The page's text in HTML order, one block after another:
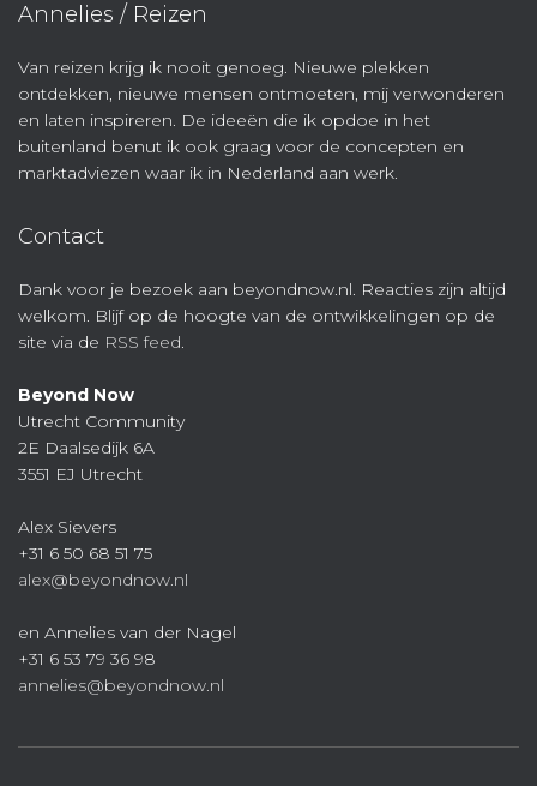
Annelies / Reizen
Van reizen krijg ik nooit genoeg. Nieuwe plekken
ontdekken, nieuwe mensen ontmoeten, mij verwonderen
en laten inspireren. De ideeën die ik opdoe in het
buitenland benut ik ook graag voor de concepten en
marktadviezen waar ik in Nederland aan werk.
Contact
Dank voor je bezoek aan beyondnow.nl. Reacties zijn altijd
welkom. Blijf op de hoogte van de ontwikkelingen op de
site via de RSS feed.
Beyond Now
Utrecht Community
2E Daalsedijk 6A
3551 EJ Utrecht
Alex Sievers
+31 6 50 68 51 75
alex@beyondnow.nl
en Annelies van der Nagel
+31 6 53 79 36 98
annelies@beyondnow.nl